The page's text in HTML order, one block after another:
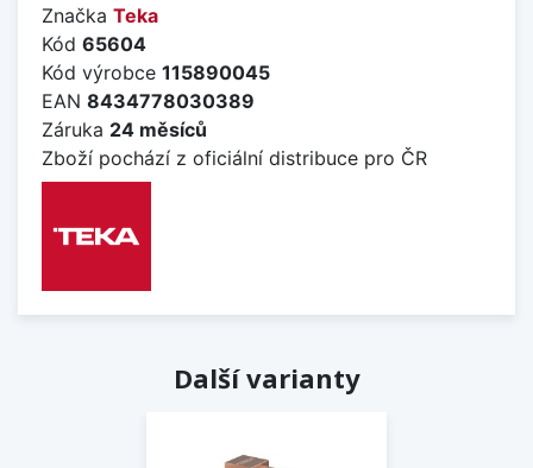
Značka Teka
Kód 65604
Kód výrobce 115890045
EAN 8434778030389
Záruka 24 měsíců
Zboží pochází z oficiální distribuce pro ČR
Další varianty